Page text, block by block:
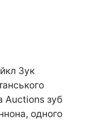
Зук
Auctions зуб
одного